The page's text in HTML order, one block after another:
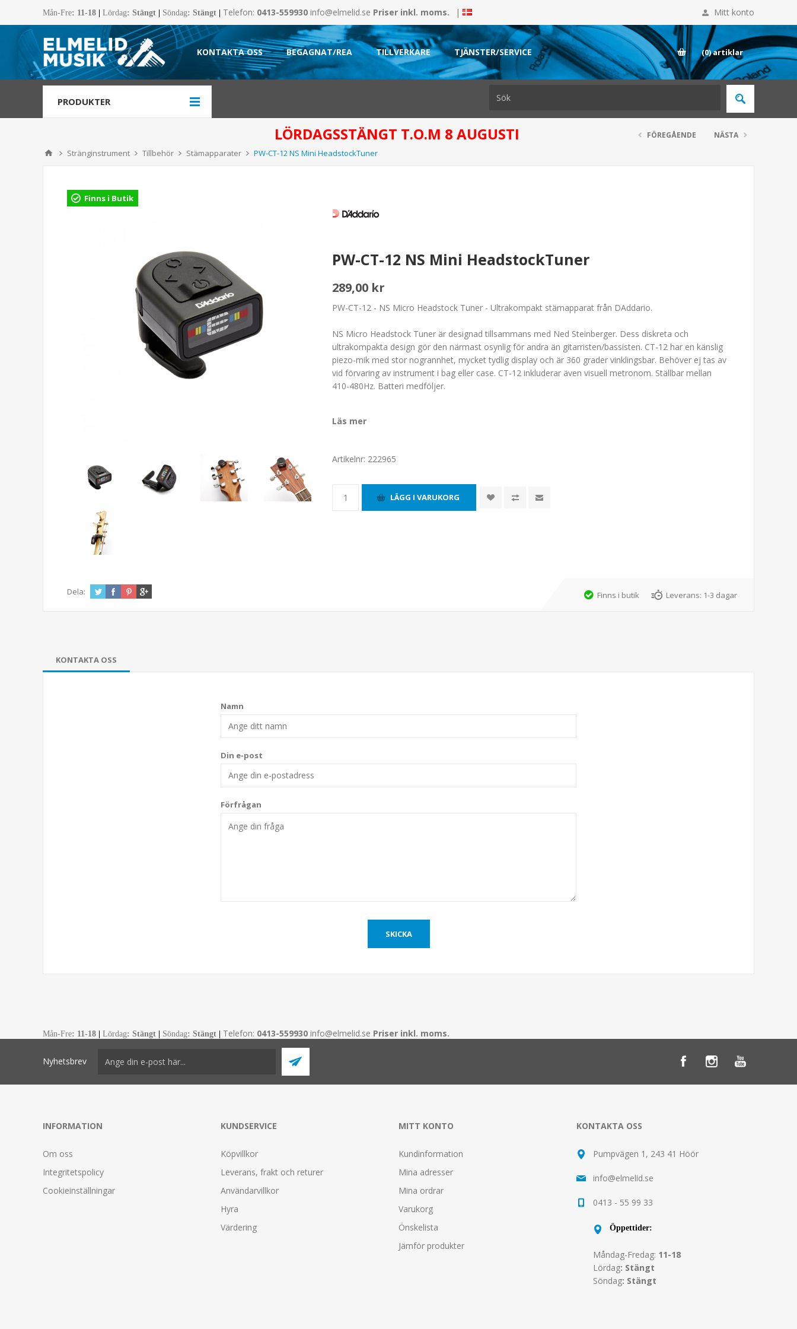
Mån-Fre: 11-18 Lördag: Stängt Söndag: Stängt Telefon: 0413-559930 info@elmelid.se Priser inkl. moms. | Mitt konto
KONTAKTA OSS BEGAGNAT/REA TILLVERKARE TJÄNSTER/SERVICE (0)artiklar
PRODUKTER
LÖRDAGSSTÄNGT T.O.M 8 AUGUSTI
Stränginstrument Tillbehör Stämapparater PW-CT-12 NS Mini HeadstockTuner
FÖREGÅENDE NÄSTA
Finns i Butik
PW-CT-12 NS Mini HeadstockTuner
289,00 kr
PW-CT-12 - NS Micro Headstock Tuner - Ultrakompakt stämapparat från DAddario.
NS Micro Headstock Tuner är designad tillsammans med Ned Steinberger. Dess diskreta och
ultrakompakta design gör den närmast osynlig för andra än gitarristen/bassisten. CT-12 har en känslig
piezo-mik med stor nogrannhet, mycket tydlig display och är 360 grader vinklingsbar. Behöver ej tas av
vid förvaring av instrument i bag eller case. CT-12 inkluderar även visuell metronom. Ställbar mellan
410-480Hz. Batteri medföljer.
Läs mer
Artikelnr: 222965
Dela: Finns i butik Leverans: 1-3 dagar
KONTAKTA OSS
Namn
Din e-post
Förfrågan
Mån-Fre: 11-18 Lördag: Stängt Söndag: Stängt Telefon: 0413-559930 info@elmelid.se Priser inkl. moms.
Nyhetsbrev
INFORMATION
Om oss
Integritetspolicy
Cookieinställningar
KUNDSERVICE
Köpvillkor
Leverans, frakt och returer
Användarvillkor
Hyra
Värdering
MITT KONTO
Kundinformation
Mina adresser
Mina ordrar
Varukorg
Önskelista
Jämför produkter
KONTAKTA OSS
Pumpvägen 1, 243 41 Höör
info@elmelid.se
0413 - 55 99 33
Öppettider:
Måndag-Fredag: 11-18
Lördag: Stängt
Söndag: Stängt